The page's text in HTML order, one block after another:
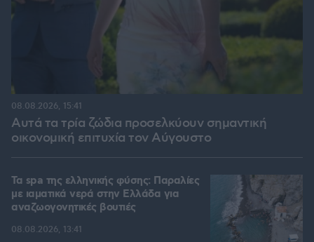
Αυτά τα τρία ζώδια προσελκύουν σημαντική
οικονομική επιτυχία τον Αύγουστο
08.08.2026, 15:41
Τα spa της ελληνικής φύσης: Παραλίες
με ιαματικά νερά στην Ελλάδα για
αναζωογονητικές βουτιές
08.08.2026, 13:41